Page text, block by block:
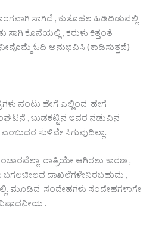
ಸಾಗಿದೆ , ಕುತೂಹಲ ಹಿಡಿದಿಡುವಲ್ಲಿ
ಕೊನೆಯಲ್ಲಿ , ಕರುಳು ಕಿತ್ತಂತೆ
ಓದಿ ಅನುಭವಿಸಿ (ಕಾಡಿಸುತ್ತದೆ)
ನಂಟು ಹೇಗೆ ಎಲ್ಲಿಂದ ಹೇಗೆ
, ಬುಡಕಟ್ಟಿನ ಇವರ ನಡುವಿನ
ಸುಳಿವೇ ಸಿಗುವುದಿಲ್ಲಾ.
ರಾತ್ರಿಯೇ ಆಗಿರಲು ಕಾರಣ ,
ದಾಖಲೆಗಳೇನಿರಬಹುದು ,
ಮೂಡಿದ ಸಂದೇಹಗಳು ಸಂದೇಹಗಳಾಗೇ
.